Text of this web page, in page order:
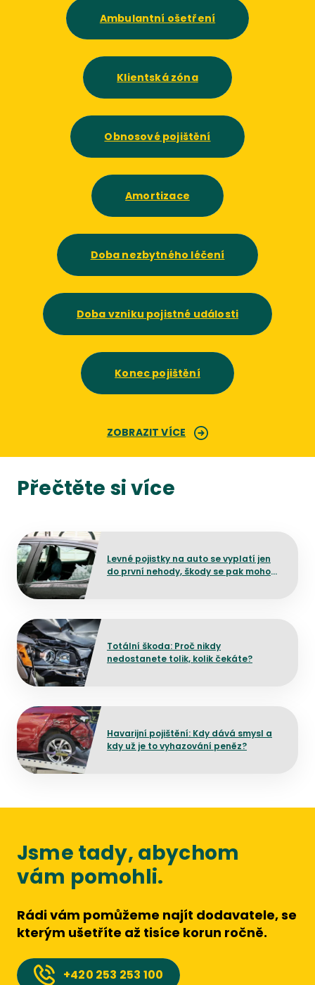
Ambulantní ošetření
Klientská zóna
Obnosové pojištění
Amortizace
Doba nezbytného léčení
Doba vzniku pojistné události
Konec pojištění
ZOBRAZIT VÍCE
Přečtěte si více
Levné pojistky na auto se vyplatí jen
do první nehody, škody se pak mohou
Přejít na detail článku
Totální škoda: Proč nikdy
nedostanete tolik, kolik čekáte?
Přejít na detail článku
Havarijní pojištění: Kdy dává smysl a
kdy už je to vyhazování peněz?
Přejít na detail článku
Jsme tady, abychom
vám pomohli.
Rádi vám pomůžeme najít dodavatele, se
kterým ušetříte až tisíce korun ročně.
+420 253 253 100